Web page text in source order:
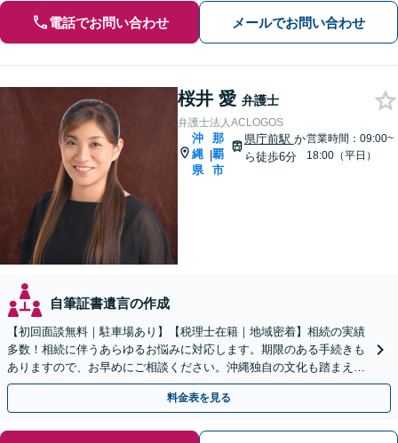
電話でお問い合わせ メールでお問い合わせ
桜井 愛 弁護士
弁護士法人ACLOGOS
沖
縄
県
|
那
覇
市
県庁前駅 か
ら徒歩6分
営業時間：09:00~
18:00（平日）
自筆証書遺言の作成
【初回面談無料｜駐車場あり】【税理士在籍｜地域密着】相続の実績
多数！相続に伴うあらゆるお悩みに対応します。期限のある手続きも
ありますので、お早めにご相談ください。沖縄独自の文化も踏まえ解
決へ【WEB面談可】
料金表を見る